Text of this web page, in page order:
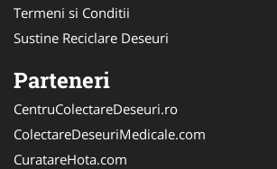
Termeni si Conditii
Sustine Reciclare Deseuri
Parteneri
CentruColectareDeseuri.ro
ColectareDeseuriMedicale.com
CuratareHota.com